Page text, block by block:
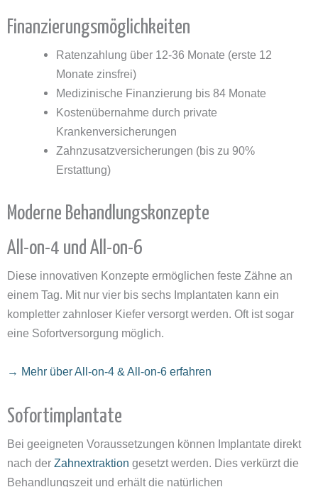
Finanzierungsmöglichkeiten
Ratenzahlung über 12-36 Monate (erste 12
Monate zinsfrei)
Medizinische Finanzierung bis 84 Monate
Kostenübernahme durch private
Krankenversicherungen
Zahnzusatzversicherungen (bis zu 90%
Erstattung)
Moderne Behandlungskonzepte
All-on-4 und All-on-6
Diese innovativen Konzepte ermöglichen feste Zähne an
einem Tag. Mit nur vier bis sechs Implantaten kann ein
kompletter zahnloser Kiefer versorgt werden. Oft ist sogar
eine Sofortversorgung möglich.
→ Mehr über All-on-4 & All-on-6 erfahren
Sofortimplantate
Bei geeigneten Voraussetzungen können Implantate direkt
nach der Zahnextraktion gesetzt werden. Dies verkürzt die
Behandlungszeit und erhält die natürlichen